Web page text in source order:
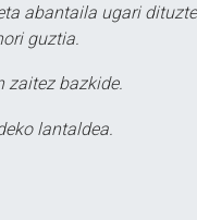
abantaila ugari
guztia.
zaitez bazkide.
lantaldea.